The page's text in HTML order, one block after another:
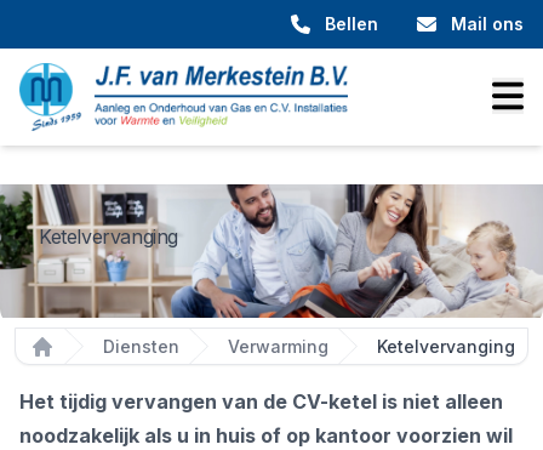
Bellen Mail ons
Ketelvervanging
Home
Diensten Verwarming Ketelvervanging
Het tijdig vervangen van de CV-ketel is niet alleen
noodzakelijk als u in huis of op kantoor voorzien wil